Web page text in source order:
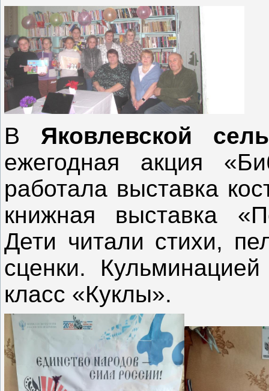
В Яковлевской
ежегодная акция
работала выставка
книжная выставка
Дети читали стихи,
сценки.
класс «Куклы».